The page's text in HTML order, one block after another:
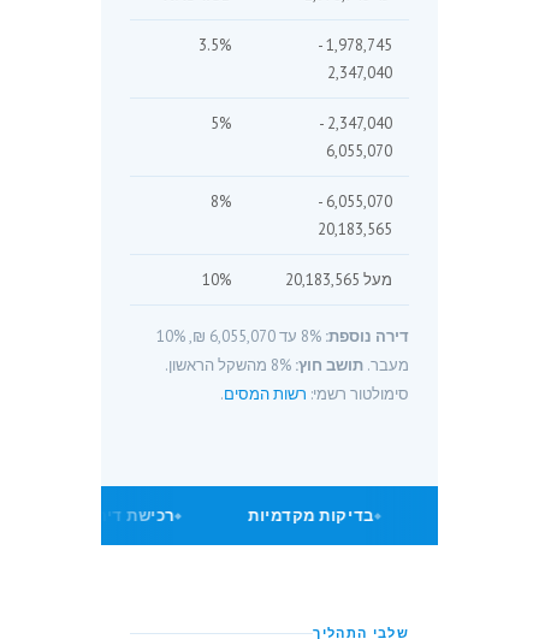
1,978,745 -
2,347,040
3.5%
2,347,040 -
6,055,070
5%
6,055,070 -
20,183,565
8%
מעל 20,183,565 10%
דירה נוספת:
8% עד 6,055,070 ₪, 10%
מעבר. תושב חוץ:
8% מהשקל הראשון.
סימולטור רשמי: רשות המסים.
רכישת דירה בדיקות מקדמיות
שלבי התהליך